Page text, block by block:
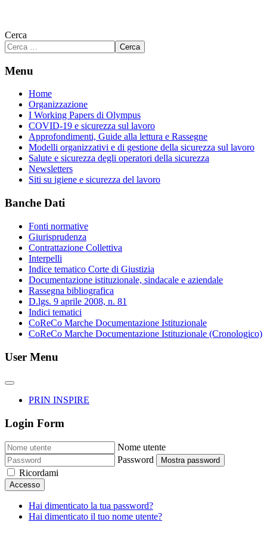
Cerca
Cerca
Menu
Home
Organizzazione
I Working Papers di Olympus
COVID-19 e sicurezza sul lavoro
Approfondimenti, Guide alla lettura e Rassegne
Modelli organizzativi e di gestione della sicurezza sul lavoro
Salute e sicurezza degli operatori della sicurezza
Newsletters
Siti su igiene e sicurezza del lavoro
Banche Dati
Fonti normative
Giurisprudenza
Contrattazione Collettiva
Interpelli
Indice tematico Corte di Giustizia
Documentazione istituzionale, sindacale e aziendale
Rassegna bibliografica
D.lgs. 9 aprile 2008, n. 81
Indici tematici
CoReCo Marche Documentazione Istituzionale
CoReCo Marche Documentazione Istituzionale (Cronologico)
User Menu
PRIN INSPIRE
Login Form
Nome utente
Password
Mostra password
Ricordami
Accesso
Hai dimenticato la tua password?
Hai dimenticato il tuo nome utente?